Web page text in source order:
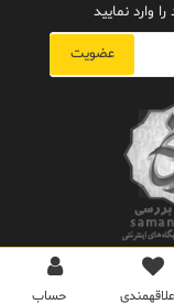
علاقهمندی حساب
وارد نمایید
عضویت
می باشد.